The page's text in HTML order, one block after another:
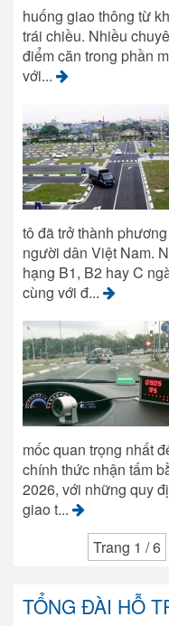
huống giao thông từ
trái chiều. Nhiều
điểm căn trong phần
với...
tô đã trở thành
người dân Việt Nam.
hạng B1, B2 hay C
cùng với đ...
mốc quan trọng nhất
chính thức nhận tấm
2026, với những quy
giao t...
Trang 1 / 6
TỔNG ĐÀI HỖ